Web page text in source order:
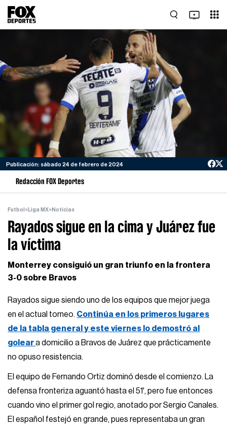
Publicación: sábado 24 de febrero de 2024
Redacción FOX Deportes
Futbol >Liga MX>Noticias
Rayados sigue en la cima y Juárez fue
la víctima
Monterrey consiguió un gran triunfo en la frontera
3-0 sobre Bravos
Rayados sigue siendo uno de los equipos que mejor juega
en el actual torneo. Continúa en los primeros lugares
de la tabla general y este viernes lo demostró al
goleara domicilio a Bravos de Juárez que prácticamente
no opuso resistencia.
El equipo de Fernando Ortiz dominó desde el comienzo. La
defensa fronteriza aguantó hasta el 51', pero fue entonces
cuando vino el primer gol regio, anotado por Sergio Canales.
El español festejó en grande, pues representaba un gran